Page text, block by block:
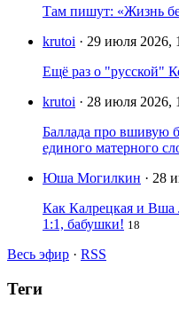
Там пишут: «Жизнь
krutoi · 29 июля 2026,
Ещё раз о "русской"
krutoi · 28 июля 2026,
Баллада про вшивую
единого матерного
Юша Могилкин · 28
Как Калрецкая и Вша
1:1, бабушки! 18
Весь эфир · RSS
Теги